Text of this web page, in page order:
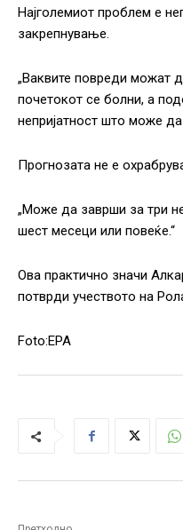
Најголемиот проблем е
закрепнување.
„Ваквите повреди можат
почетокот се болни, а
непријатност што може да
Прогнозата не е
„Може да заврши за три
шест месеци или повеќе.“
Ова практично значи
потврди учеството на
Foto:EPA